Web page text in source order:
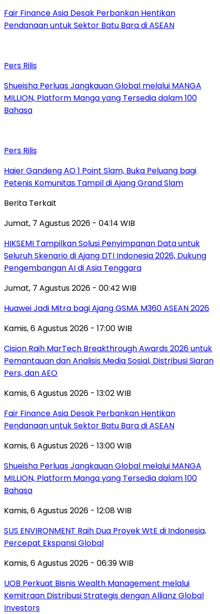
Fair Finance Asia Desak Perbankan Hentikan
Pendanaan untuk Sektor Batu Bara di ASEAN
Pers Rilis
Shueisha Perluas Jangkauan Global melalui MANGA
MILLION, Platform Manga yang Tersedia dalam 100
Bahasa
Pers Rilis
Haier Gandeng AO 1 Point Slam, Buka Peluang bagi
Petenis Komunitas Tampil di Ajang Grand Slam
Berita Terkait
Jumat, 7 Agustus 2026 - 04:14 WIB
HIKSEMI Tampilkan Solusi Penyimpanan Data untuk
Seluruh Skenario di Ajang DTI Indonesia 2026, Dukung
Pengembangan AI di Asia Tenggara
Jumat, 7 Agustus 2026 - 00:42 WIB
Huawei Jadi Mitra bagi Ajang GSMA M360 ASEAN 2026
Kamis, 6 Agustus 2026 - 17:00 WIB
Cision Raih MarTech Breakthrough Awards 2026 untuk
Pemantauan dan Analisis Media Sosial, Distribusi Siaran
Pers, dan AEO
Kamis, 6 Agustus 2026 - 13:02 WIB
Fair Finance Asia Desak Perbankan Hentikan
Pendanaan untuk Sektor Batu Bara di ASEAN
Kamis, 6 Agustus 2026 - 13:00 WIB
Shueisha Perluas Jangkauan Global melalui MANGA
MILLION, Platform Manga yang Tersedia dalam 100
Bahasa
Kamis, 6 Agustus 2026 - 12:08 WIB
SUS ENVIRONMENT Raih Dua Proyek WtE di Indonesia,
Percepat Ekspansi Global
Kamis, 6 Agustus 2026 - 06:39 WIB
UOB Perkuat Bisnis Wealth Management melalui
Kemitraan Distribusi Strategis dengan Allianz Global
Investors